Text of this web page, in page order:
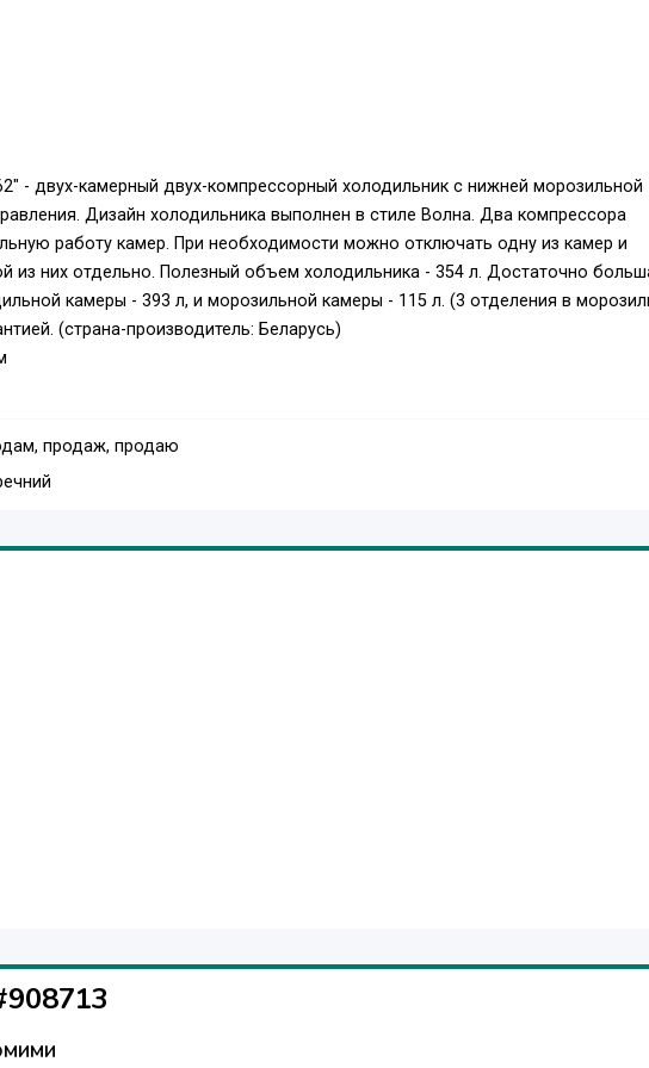
- двух-камерный двух-компрессорный холодильник с нижней морозильной
Дизайн холодильника выполнен в стиле Волна. Два компрессора
работу камер. При необходимости можно отключать одну из камер и
из них отдельно. Полезный объем холодильника - 354 л. Достаточно
камеры - 393 л, и морозильной камеры - 115 л. (3 отделения в
(страна-производитель: Беларусь)
продаж, продаю